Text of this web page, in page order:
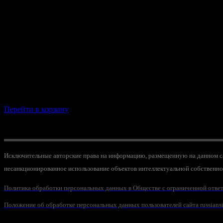
Перейти в корзину
Исключительные авторские права на информацию, размещенную на данном
несанкционированное использование объектов интеллектуальной
Политика обработки персональных данных в Обществе с ограниченной
Положение об обработке персональных данных пользователей сайта